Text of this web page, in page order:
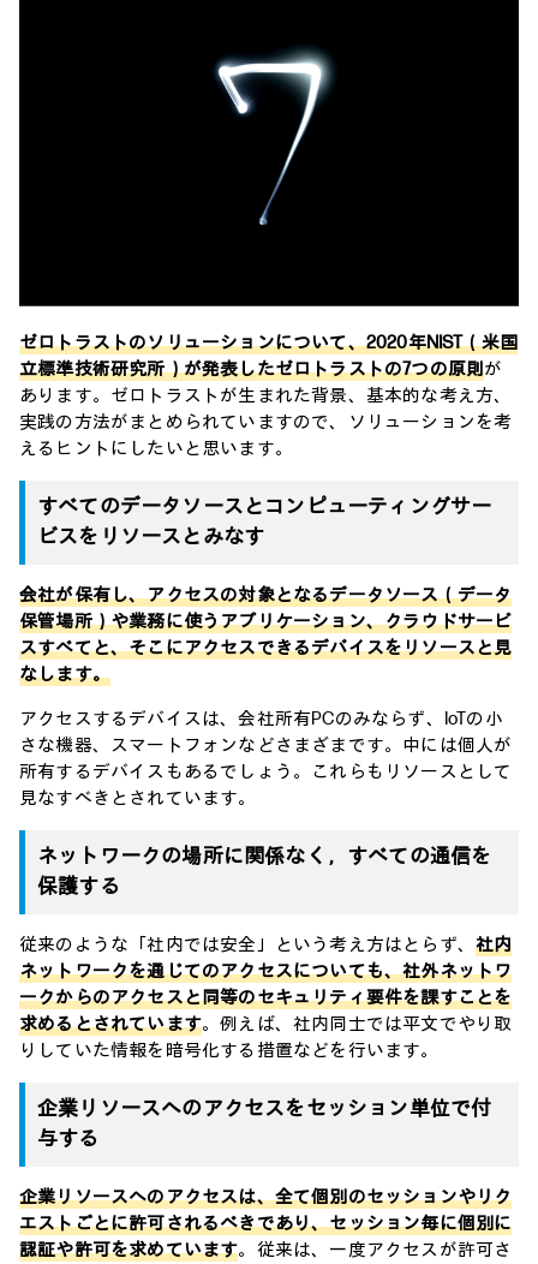
ゼロトラストのソリューションについて、2020年NIST（米国
立標準技術研究所）が発表したゼロトラストの7つの原則が
あります。ゼロトラストが生まれた背景、基本的な考え方、
実践の方法がまとめられていますので、ソリューションを考
えるヒントにしたいと思います。
すべてのデータソースとコンピューティングサー
ビスをリソースとみなす
会社が保有し、アクセスの対象となるデータソース（データ
保管場所）や業務に使うアプリケーション、クラウドサービ
スすべてと、そこにアクセスできるデバイスをリソースと見
なします。
アクセスするデバイスは、会社所有PCのみならず、IoTの小
さな機器、スマートフォンなどさまざまです。中には個人が
所有するデバイスもあるでしょう。これらもリソースとして
見なすべきとされています。
ネットワークの場所に関係なく，すべての通信を
保護する
従来のような「社内では安全」という考え方はとらず、社内
ネットワークを通じてのアクセスについても、社外ネットワ
ークからのアクセスと同等のセキュリティ要件を課すことを
求めるとされています。例えば、社内同士では平文でやり取
りしていた情報を暗号化する措置などを行います。
企業リソースへのアクセスをセッション単位で付
与する
企業リソースへのアクセスは、全て個別のセッションやリク
エストごとに許可されるべきであり、セッション毎に個別に
認証や許可を求めています。従来は、一度アクセスが許可さ